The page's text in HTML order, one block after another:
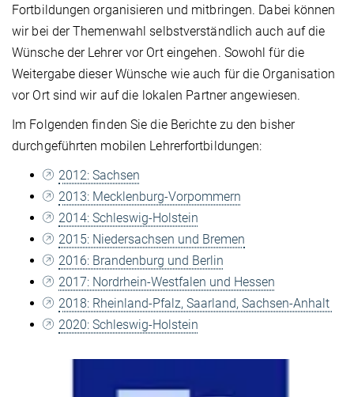
Fortbildungen organisieren und mitbringen. Dabei können
wir bei der Themenwahl selbstverständlich auch auf die
Wünsche der Lehrer vor Ort eingehen. Sowohl für die
Weitergabe dieser Wünsche wie auch für die Organisation
vor Ort sind wir auf die lokalen Partner angewiesen.
Im Folgenden finden Sie die Berichte zu den bisher
durchgeführten mobilen Lehrerfortbildungen:
2012: Sachsen
2013: Mecklenburg-Vorpommern
2014: Schleswig-Holstein
2015: Niedersachsen und Bremen
2016: Brandenburg und Berlin
2017: Nordrhein-Westfalen und Hessen
2018: Rheinland-Pfalz, Saarland, Sachsen-Anhalt
2020: Schleswig-Holstein